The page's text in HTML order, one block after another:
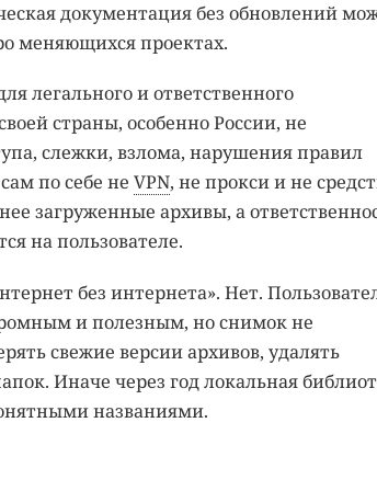
документация без обновлений
меняющихся проектах.
легального и ответственного
страны, особенно России, не
слежки, взлома, нарушения правил
по себе не VPN, не прокси и не
загруженные архивы, а
на пользователе.
без интернета». Нет.
и полезным, но снимок не
свежие версии архивов, удалять
Иначе через год локальная
названиями.